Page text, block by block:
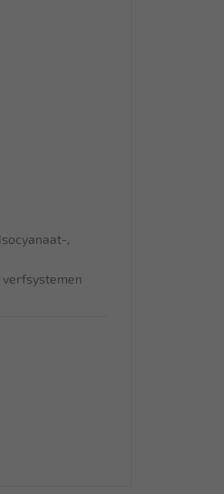
,
verfsystemen